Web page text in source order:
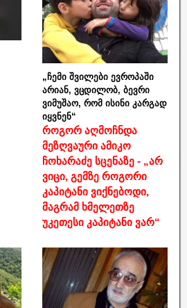
„ჩემი შვილები ევროპაში
არიან, ვცდილობ, ბევრი
ვიმუშაო, რომ ისინი კარგად
იყვნენ“
როგორ აღმოჩნდა
მეზღვაური ამიკო
ჩოხარაძე სცენაზე - „არ
ვიცი, გემზე როგორი
კაპიტანი ვიქნებოდი,
მაგრამ ხმელეთზე
უკეთესი კაპიტანი ვარ“